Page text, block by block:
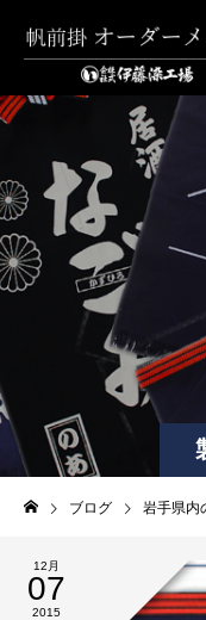
ブログ 岩手県内
12月
07
2015